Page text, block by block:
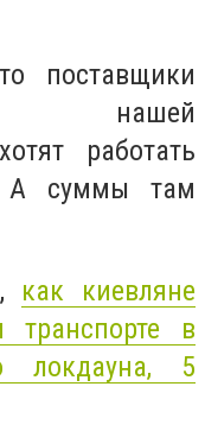
поставщики
нашей
работать
А суммы там
как киевляне
транспорте в
локдауна, 5